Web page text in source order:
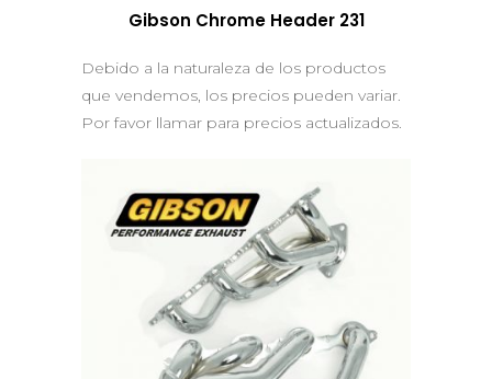
Gibson Chrome Header 231
Debido a la naturaleza de los productos
que vendemos, los precios pueden variar.
Por favor llamar para precios actualizados.